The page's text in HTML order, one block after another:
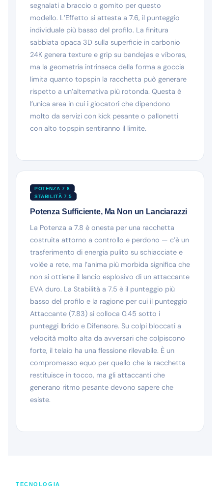
segnalati a braccio o gomito per questo
modello. L’Effetto si attesta a 7.6, il punteggio
individuale più basso del profilo. La finitura
sabbiata opaca 3D sulla superficie in carbonio
24K genera texture e grip su bandejas e víboras,
ma la geometria intrinseca della forma a goccia
limita quanto topspin la racchetta può generare
rispetto a un’alternativa più rotonda. Questa è
l’unica area in cui i giocatori che dipendono
molto da servizi con kick pesante o pallonetti
con alto topspin sentiranno il limite.
POTENZA 7.8
STABILITÀ 7.5
Potenza Sufficiente, Ma Non un Lanciarazzi
La Potenza a 7.8 è onesta per una racchetta
costruita attorno a controllo e perdono — c’è un
trasferimento di energia pulito su schiacciate e
volée a rete, ma l’anima più morbida significa che
non si ottiene il lancio esplosivo di un attaccante
EVA duro. La Stabilità a 7.5 è il punteggio più
basso del profilo e la ragione per cui il punteggio
Attaccante (7.83) si colloca 0.45 sotto i
punteggi Ibrido e Difensore. Su colpi bloccati a
velocità molto alta da avversari che colpiscono
forte, il telaio ha una flessione rilevabile. È un
compromesso equo per quello che la racchetta
restituisce in tocco, ma gli attaccanti che
generano ritmo pesante devono sapere che
esiste.
TECNOLOGIA